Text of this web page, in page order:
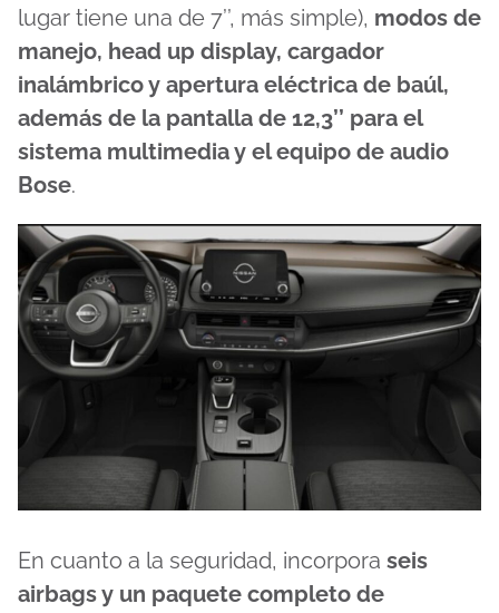
lugar tiene una de 7’’, más simple), modos de
manejo, head up display, cargador
inalámbrico y apertura eléctrica de baúl,
además de la pantalla de 12,3’’ para el
sistema multimedia y el equipo de audio
Bose.
En cuanto a la seguridad, incorpora seis
airbags y un paquete completo de